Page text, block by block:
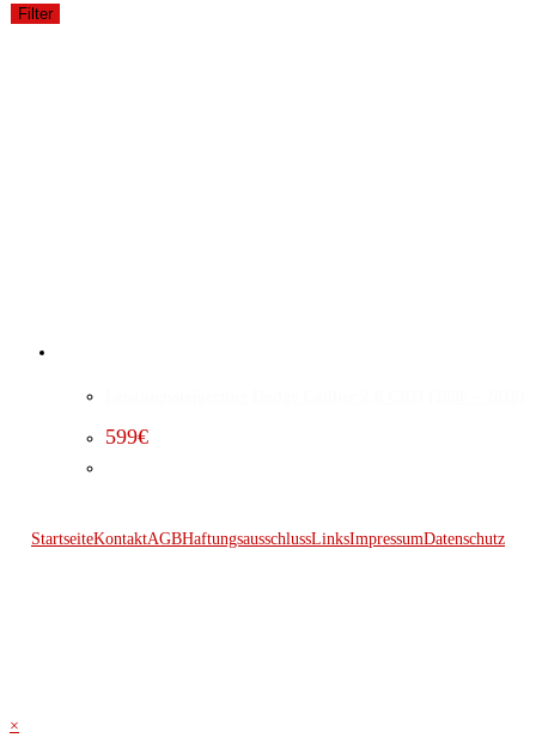
Filter
599€
StartseiteKontaktAGBHaftungsausschlussLinksImpressumDatenschutz
×